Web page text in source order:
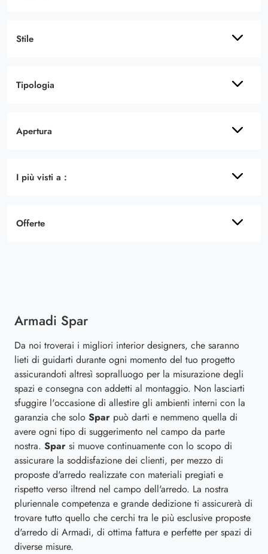
Stile
Tipologia
Apertura
I più visti a :
Offerte
Armadi Spar
Da noi troverai i migliori interior designers, che saranno
lieti di guidarti durante ogni momento del tuo progetto
assicurandoti altresì sopralluogo per la misurazione degli
spazi e consegna con addetti al montaggio. Non lasciarti
sfuggire l'occasione di allestire gli ambienti interni con la
garanzia che solo Spar può darti e nemmeno quella di
avere ogni tipo di suggerimento nel campo da parte
nostra. Spar si muove continuamente con lo scopo di
assicurare la soddisfazione dei clienti, per mezzo di
proposte d'arredo realizzate con materiali pregiati e
rispetto verso iltrend nel campo dell'arredo. La nostra
pluriennale competenza e grande dedizione ti assicurerà di
trovare tutto quello che cerchi tra le più esclusive proposte
d'arredo di Armadi, di ottima fattura e perfette per spazi di
diverse misure.